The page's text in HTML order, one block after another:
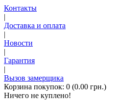
Контакты
|
Доставка и оплата
|
Новости
|
Гарантия
|
Вызов замерщика
Корзина покупок: 0 (0.00 грн.)
Ничего не куплено!